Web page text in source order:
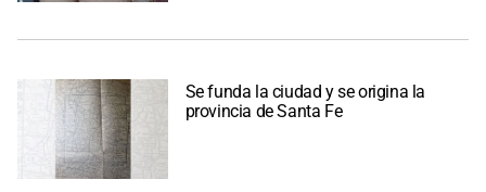
Se funda la ciudad y se origina la
provincia de Santa Fe